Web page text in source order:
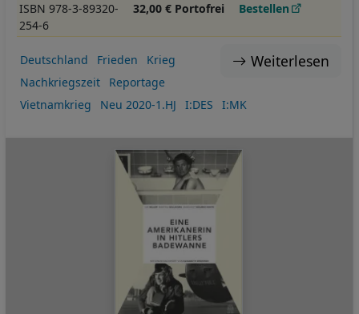
ISBN 978-3-89320-
254-6
32,00 € Portofrei Bestellen
Weiterlesen
Deutschland Frieden
Krieg
Nachkriegszeit
Reportage
Vietnamkrieg
Neu 2020-1.HJ I:DES I:MK